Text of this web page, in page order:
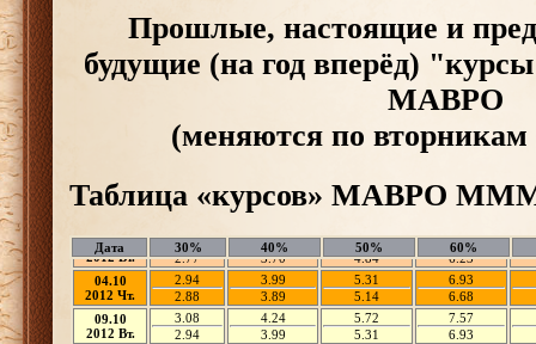
Прошлые, настоящие и
будущие (на год вперёд)
МАВРО
(меняются по вторникам
Таблица «курсов» МАВРО